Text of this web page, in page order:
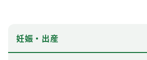
妊娠・出産